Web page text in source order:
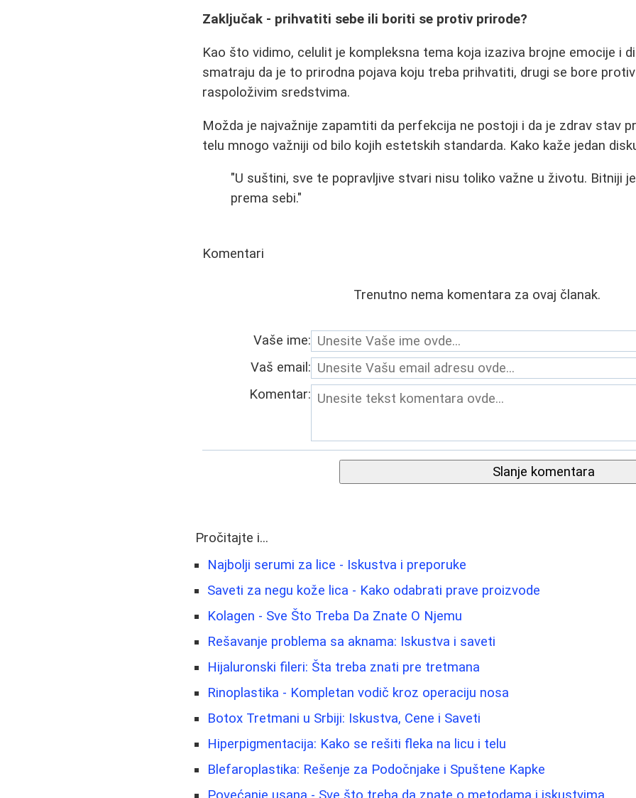
Zaključak - prihvatiti sebe ili boriti se protiv prirode?
Kao što vidimo, celulit je kompleksna tema koja izaziva brojne emocije i
smatraju da je to prirodna pojava koju treba prihvatiti, drugi se bore
raspoloživim sredstvima.
Možda je najvažnije zapamtiti da perfekcija ne postoji i da je zdrav stav
telu mnogo važniji od bilo kojih estetskih standarda. Kako kaže jedan
"U suštini, sve te popravljive stvari nisu toliko važne u životu. Bitniji
prema sebi."
Komentari
Trenutno nema komentara za ovaj članak.
Vaše ime:
Vaš email:
Komentar:
Slanje komentara
Pročitajte i...
Najbolji serumi za lice - Iskustva i preporuke
Saveti za negu kože lica - Kako odabrati prave proizvode
Kolagen - Sve Što Treba Da Znate O Njemu
Rešavanje problema sa aknama: Iskustva i saveti
Hijaluronski fileri: Šta treba znati pre tretmana
Rinoplastika - Kompletan vodič kroz operaciju nosa
Botox Tretmani u Srbiji: Iskustva, Cene i Saveti
Hiperpigmentacija: Kako se rešiti fleka na licu i telu
Blefaroplastika: Rešenje za Podočnjake i Spuštene Kapke